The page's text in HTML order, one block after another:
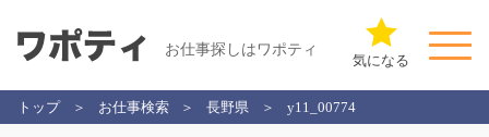
お仕事探しはワポティ
気になる
トップ お仕事検索 長野県 y11_00774